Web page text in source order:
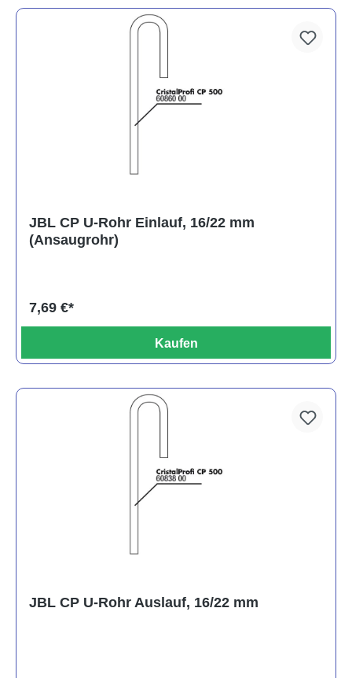
JBL CP U-Rohr Einlauf, 16/22 mm
(Ansaugrohr)
7,69 €*
Kaufen
JBL CP U-Rohr Auslauf, 16/22 mm